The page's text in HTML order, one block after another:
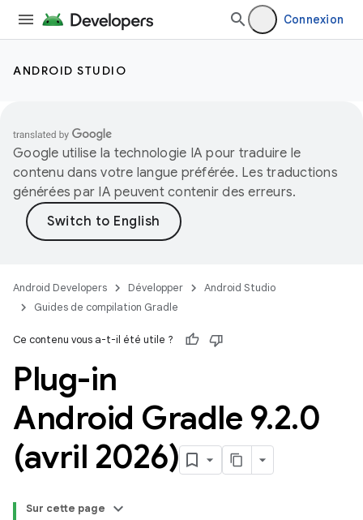
Connexion
ANDROID STUDIO
Google utilise la technologie IA pour traduire le
contenu dans votre langue préférée. Les traductions
générées par IA peuvent contenir des erreurs.
Android Developers Développer
Android Studio
Guides de compilation Gradle
Ce contenu vous a-t-il été utile ?
Plug-in
Android Gradle 9.2.0
(avril 2026)
Sur cette page